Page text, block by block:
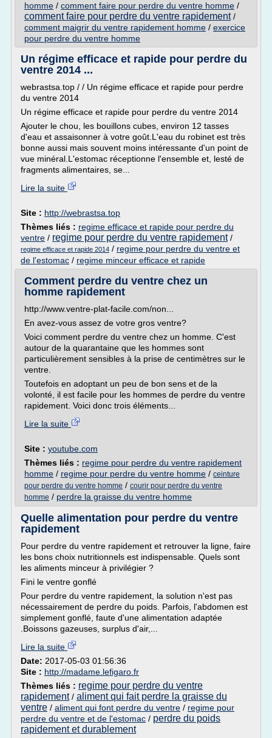
homme / comment faire pour perdre du ventre homme /
comment faire pour perdre du ventre rapidement/
comment maigrir du ventre rapidement homme / exercice
pour perdre du ventre homme
Un régime efficace et rapide pour perdre du
ventre 2014 ...
webrastsa.top / / Un régime efficace et rapide pour perdre
du ventre 2014
Un régime efficace et rapide pour perdre du ventre 2014
Ajouter le chou, les bouillons cubes, environ 12 tasses
d'eau et assaisonner à votre goût.L'eau du robinet est très
bonne aussi mais souvent moins intéressante d'un point de
vue minéral.L'estomac réceptionne l'ensemble et, lesté de
fragments alimentaires, se...
Lire la suite
Site : http://webrastsa.top
Thèmes liés : regime efficace et rapide pour perdre du
ventre / regime pour perdre du ventre rapidement/
regime efficace et rapide 2014 / regime pour perdre du ventre et
de l'estomac / regime minceur efficace et rapide
Comment perdre du ventre chez un
homme rapidement
http://www.ventre-plat-facile.com/non...
En avez-vous assez de votre gros ventre?
Voici comment perdre du ventre chez un homme. C'est
autour de la quarantaine que les hommes sont
particulièrement sensibles à la prise de centimètres sur le
ventre.
Toutefois en adoptant un peu de bon sens et de la
volonté, il est facile pour les hommes de perdre du ventre
rapidement. Voici donc trois éléments...
Lire la suite
Site : youtube.com
Thèmes liés : regime pour perdre du ventre rapidement
homme / regime pour perdre du ventre homme / ceinture
pour perdre du ventre homme / courir pour perdre du ventre
homme / perdre la graisse du ventre homme
Quelle alimentation pour perdre du ventre
rapidement
Pour perdre du ventre rapidement et retrouver la ligne, faire
les bons choix nutritionnels est indispensable. Quels sont
les aliments minceur à privilégier ?
Fini le ventre gonflé
Pour perdre du ventre rapidement, la solution n'est pas
nécessairement de perdre du poids. Parfois, l'abdomen est
simplement gonflé, faute d'une alimentation adaptée
.Boissons gazeuses, surplus d'air,...
Lire la suite
Date: 2017-05-03 01:56:36
Site : http://madame.lefigaro.fr
Thèmes liés : regime pour perdre du ventre
rapidement/ aliment qui fait perdre la graisse du
ventre / aliment qui font perdre du ventre / regime pour
perdre du ventre et de l'estomac / perdre du poids
rapidement et durablement